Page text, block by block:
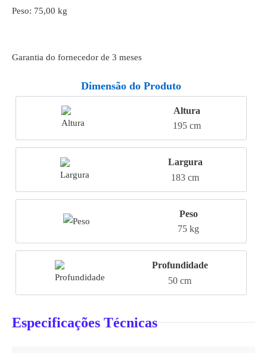
Peso: 75,00 kg
Garantia do fornecedor de 3 meses
Dimensão do Produto
Altura
195 cm
Largura
183 cm
Peso
75 kg
Profundidade
50 cm
Especificações Técnicas